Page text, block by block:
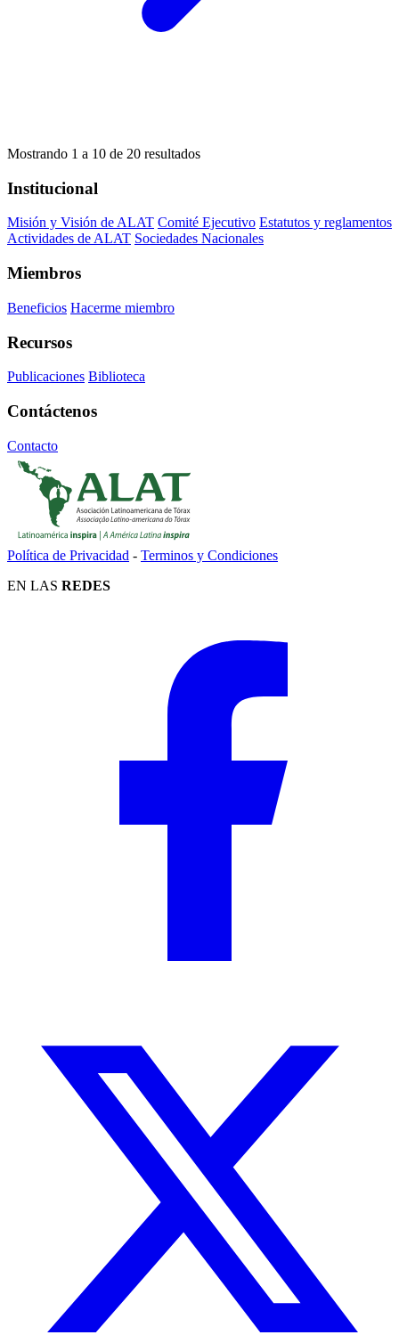
Mostrando 1 a 10 de 20 resultados
Institucional
Misión y Visión de ALAT Comité Ejecutivo Estatutos y reglamentos
Actividades de ALAT Sociedades Nacionales
Miembros
Beneficios Hacerme miembro
Recursos
Publicaciones Biblioteca
Contáctenos
Contacto
Política de Privacidad - Terminos y Condiciones
EN LAS REDES